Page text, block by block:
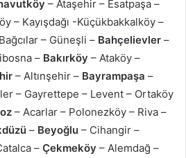
– Ataşehir – Esatpaşa –
– Kayışdağı -Küçükbakkalköy –
– Güneşli – Bahçelievler–
– Bakırköy – Ataköy –
– Altınşehir – Bayrampaşa –
– Gayrettepe – Levent – Ortaköy
– Acarlar – Polonezköy – Riva –
– Beyoğlu– Cihangir –
–Çekmeköy – Alemdağ –